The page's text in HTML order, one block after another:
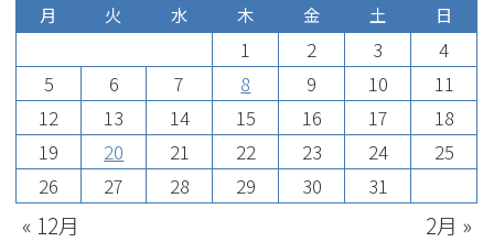
月 火 水 木 金 土 日
1 2 3
4
5
6 7 8 9 10
11
12
13 14 15 16 17
18
19
20 21 22 23 24
25
26
27 28 29 30 31
« 12月 2月 »